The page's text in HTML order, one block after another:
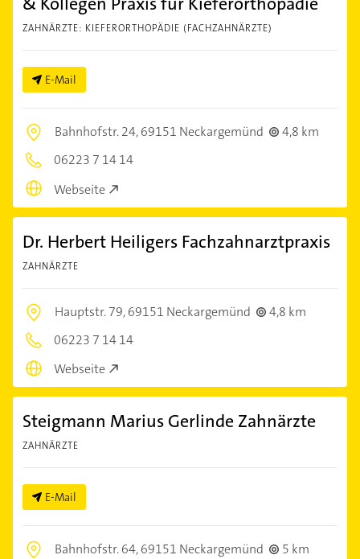
ZAHNÄRZTE: KIEFERORTHOPÄDIE (FACHZAHNÄRZTE)
E-Mail
Bahnhofstr. 24,69151 Neckargemünd
4,8 km
06223 7 14 14
Webseite
Dr. Herbert Heiligers Fachzahnarztpraxis
ZAHNÄRZTE
Hauptstr. 79,69151 Neckargemünd
4,8 km
06223 7 14 14
Webseite
Steigmann Marius Gerlinde Zahnärzte
ZAHNÄRZTE
E-Mail
Bahnhofstr. 64,69151 Neckargemünd
5 km